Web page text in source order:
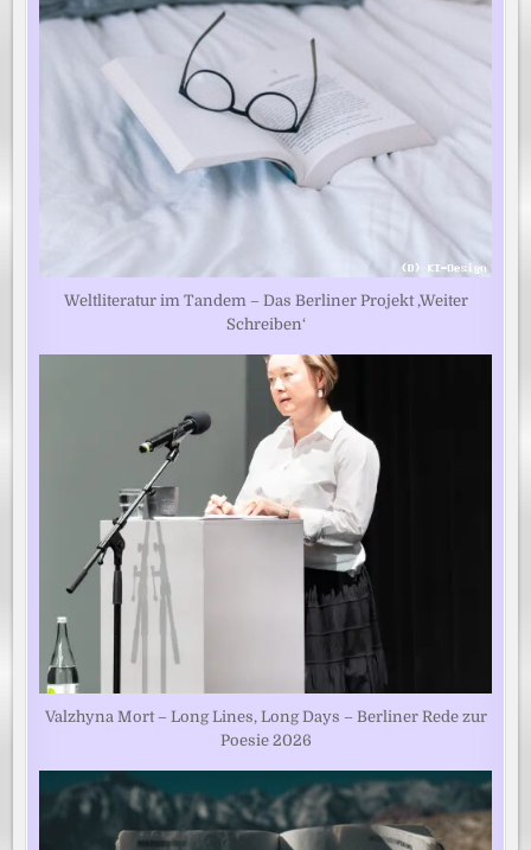
Weltliteratur im Tandem – Das Berliner Projekt ‚Weiter
Schreiben‘
Valzhyna Mort – Long Lines, Long Days – Berliner Rede zur
Poesie 2026